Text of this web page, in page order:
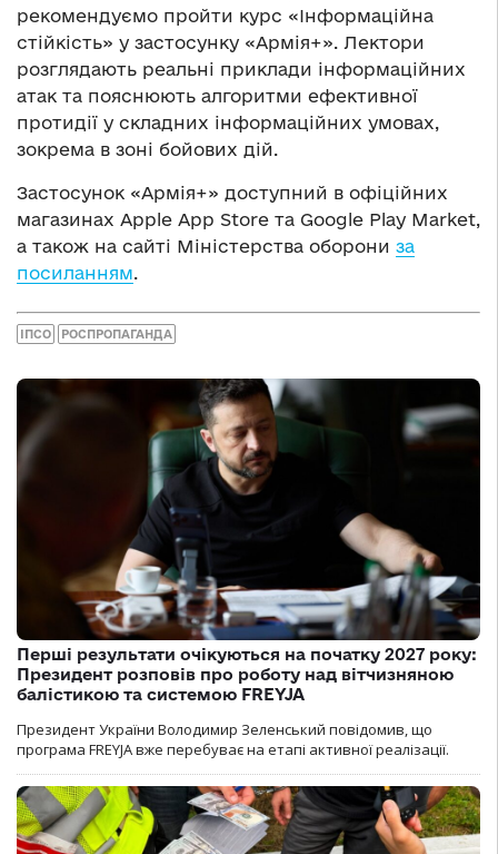
рекомендуємо пройти курс «Інформаційна
стійкість» у застосунку «Армія+». Лектори
розглядають реальні приклади інформаційних
атак та пояснюють алгоритми ефективної
протидії у складних інформаційних умовах,
зокрема в зоні бойових дій.
Застосунок «Армія+» доступний в офіційних
магазинах Apple App Store та Google Play Market,
а також на сайті Міністерства оборони за
посиланням.
ІПСО РОСПРОПАГАНДА
Перші результати очікуються на початку 2027 року:
Президент розповів про роботу над вітчизняною
балістикою та системою FREYJA
Президент України Володимир Зеленський повідомив, що
програма FREYJA вже перебуває на етапі активної реалізації.